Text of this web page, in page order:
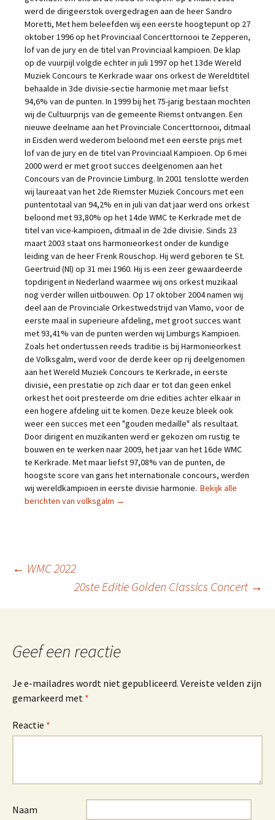
werd de dirigeerstok overgedragen aan de heer Sandro
Moretti, Met hem beleefden wij een eerste hoogtepunt op 27
oktober 1996 op het Provinciaal Concerttornooi te Zepperen,
lof van de jury en de titel van Provinciaal kampioen. De klap
op de vuurpijl volgde echter in juli 1997 op het 13de Wereld
Muziek Concours te Kerkrade waar ons orkest de Wereldtitel
behaalde in 3de divisie-sectie harmonie met maar liefst
94,6% van de punten. In 1999 bij het 75-jarig bestaan mochten
wij de Cultuurprijs van de gemeente Riemst ontvangen. Een
nieuwe deelname aan het Provinciale Concerttornooi, ditmaal
in Eisden werd wederom beloond met een eerste prijs met
lof van de jury en de titel van Provinciaal Kampioen. Op 6 mei
2000 werd er met groot succes deelgenomen aan het
Concours van de Provincie Limburg. In 2001 tenslotte werden
wij laureaat van het 2de Riemster Muziek Concours met een
puntentotaal van 94,2% en in juli van dat jaar werd ons orkest
beloond met 93,80% op het 14de WMC te Kerkrade met de
titel van vice-kampioen, ditmaal in de 2de divisie. Sinds 23
maart 2003 staat ons harmonieorkest onder de kundige
leiding van de heer Frenk Rouschop. Hij werd geboren te St.
Geertruid (Nl) op 31 mei 1960. Hij is een zeer gewaardeerde
topdirigent in Nederland waarmee wij ons orkest muzikaal
nog verder willen uitbouwen. Op 17 oktober 2004 namen wij
deel aan de Provinciale Orkestwedstrijd van Vlamo, voor de
eerste maal in superieure afdeling, met groot succes want
met 93,41% van de punten werden wij Limburgs Kampioen.
Zoals het ondertussen reeds traditie is bij Harmonieorkest
de Volksgalm, werd voor de derde keer op rij deelgenomen
aan het Wereld Muziek Concours te Kerkrade, in eerste
divisie, een prestatie op zich daar er tot dan geen enkel
orkest het ooit presteerde om drie edities achter elkaar in
een hogere afdeling uit te komen. Deze keuze bleek ook
weer een succes met een "gouden medaille" als resultaat.
Door dirigent en muzikanten werd er gekozen om rustig te
bouwen en te werken naar 2009, het jaar van het 16de WMC
te Kerkrade. Met maar liefst 97,08% van de punten, de
hoogste score van gans het internationale concours, werden
wij wereldkampioen in eerste divisie harmonie. Bekijk alle
berichten van volksgalm →
Berichtnavigatie
← WMC 2022
20ste Editie Golden Classics Concert →
Geef een reactie
Je e-mailadres wordt niet gepubliceerd. Vereiste velden zijn
gemarkeerd met *
Reactie *
Naam